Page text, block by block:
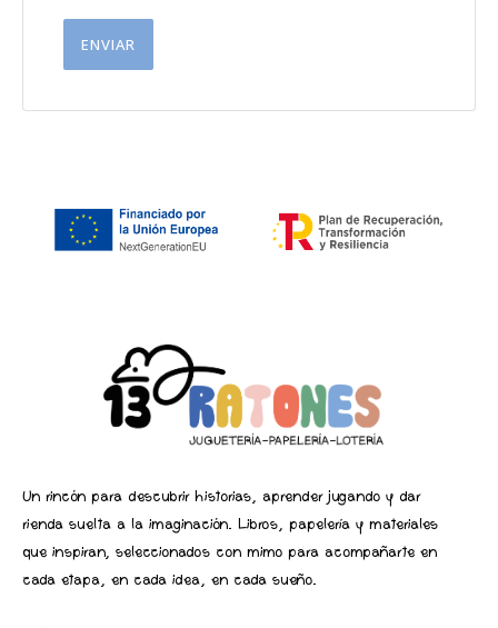
Un rincón para descubrir historias, aprender jugando y dar
rienda suelta a la imaginación. Libros, papelería y materiales
que inspiran, seleccionados con mimo para acompañarte en
cada etapa, en cada idea, en cada sueño.